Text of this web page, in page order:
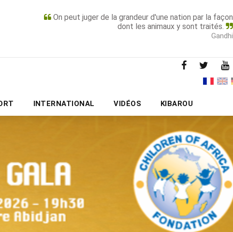
On peut juger de la grandeur d'une nation par la façon
dont les animaux y sont traités.
Gandhi
INTERNATIONAL VIDÉOS KIBAROU
PUBLICITÉ